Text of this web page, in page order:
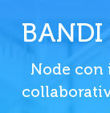
Node con